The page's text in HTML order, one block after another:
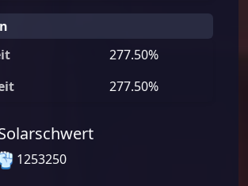
277.50%
277.50%
1253250